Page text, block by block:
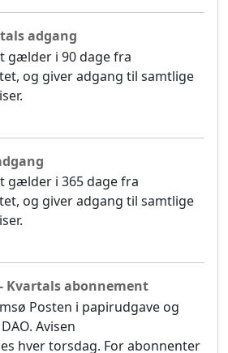
adgang
gælder i 90 dage fra
og giver adgang til samtlige
gælder i 365 dage fra
og giver adgang til samtlige
Kvartals abonnement
Posten i papirudgave og
Avisen
hver torsdag. For abonnenter